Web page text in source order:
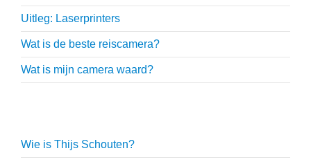
Uitleg: Laserprinters
Wat is de beste reiscamera?
Wat is mijn camera waard?
Wie is Thijs Schouten?